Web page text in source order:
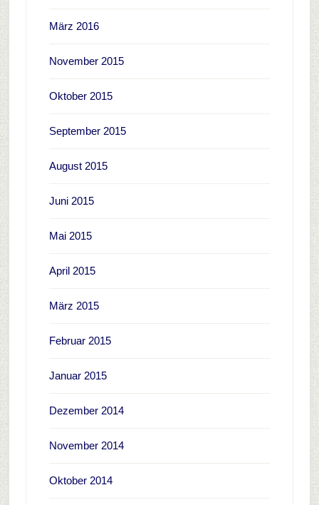
März 2016
November 2015
Oktober 2015
September 2015
August 2015
Juni 2015
Mai 2015
April 2015
März 2015
Februar 2015
Januar 2015
Dezember 2014
November 2014
Oktober 2014